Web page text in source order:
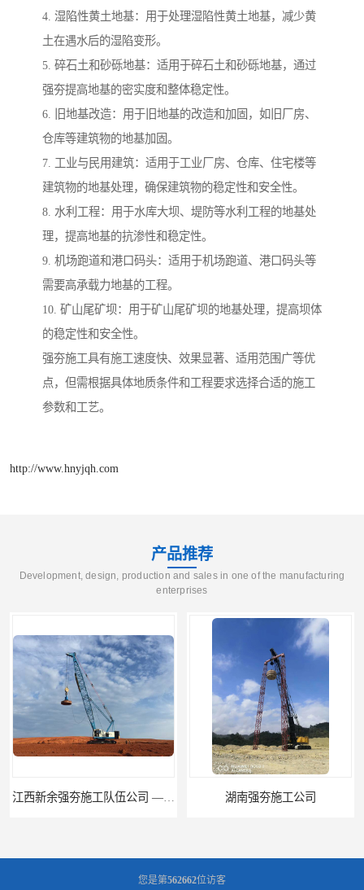
4. 湿陷性黄土地基：用于处理湿陷性黄土地基，减少黄
土在遇水后的湿陷变形。
5. 碎石土和砂砾地基：适用于碎石土和砂砾地基，通过
强夯提高地基的密实度和整体稳定性。
6. 旧地基改造：用于旧地基的改造和加固，如旧厂房、
仓库等建筑物的地基加固。
7. 工业与民用建筑：适用于工业厂房、仓库、住宅楼等
建筑物的地基处理，确保建筑物的稳定性和安全性。
8. 水利工程：用于水库大坝、堤防等水利工程的地基处
理，提高地基的抗渗性和稳定性。
9. 机场跑道和港口码头：适用于机场跑道、港口码头等
需要高承载力地基的工程。
10. 矿山尾矿坝：用于矿山尾矿坝的地基处理，提高坝体
的稳定性和安全性。
强夯施工具有施工速度快、效果显著、适用范围广等优
点，但需根据具体地质条件和工程要求选择合适的施工
参数和工艺。
http://www.hnyjqh.com
产品推荐
Development, design, production and sales in one of the manufacturing
enterprises
湖南强夯施工公司
您是第562662位访客